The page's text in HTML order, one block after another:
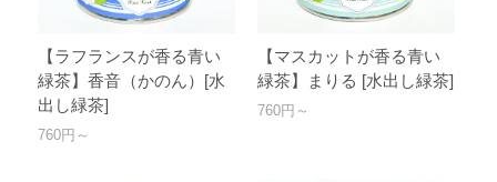
【ラフランスが香る青い
緑茶】香音（かのん）[水
出し緑茶]
760円～
【マスカットが香る青い
緑茶】まりる [水出し緑茶]
760円～